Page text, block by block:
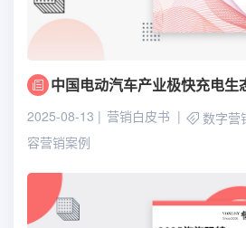
中国电动汽车产业极快充电生
2025-08-13 营销白皮书 数字营
容营销案例